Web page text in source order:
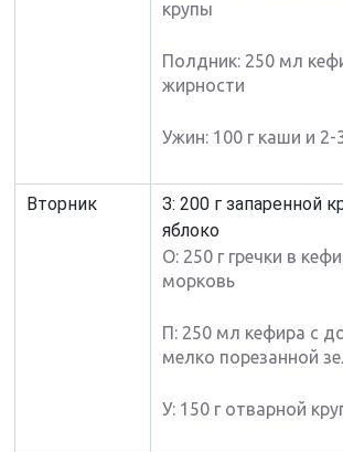
крупы
Полдник: 250 мл
жирности
Ужин: 100 г каши и 2-
Вторник
З: 200 г запаренной
яблоко
О: 250 г гречки в
морковь
П: 250 мл кефира с
мелко порезанной
У: 150 г отварной